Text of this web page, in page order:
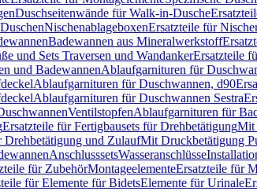
Duschseitenwände für Walk-in-Dusche
NischenablageboxenErsatzteile für
Badewannen aus Mineralwerkstoff
und Sets Traversen und WandankerErsatzteile
und BadewannenAblaufgarnituren für
Ablaufgarnituren für Duschwannen, d90
Ablaufgarnituren für Duschwannen Sestra
VentilstopfenAblaufgarnituren für
Ersatzteile für Fertigbausets für DrehbetätigungMit
Drehbetätigung und ZulaufMit Druckbetätigung
AnschlusssetsWasseranschlüsse
für ZubehörMontageelementeErsatzteile für
für Elemente für BidetsElemente für Urinale